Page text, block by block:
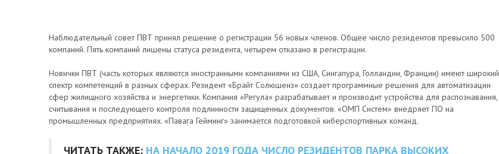
Наблюдательный совет ПВТ принял решение о регистрации 56 новых членов. Общее число резидентов превысило 500
компаний. Пять компаний лишены статуса резидента, четырем отказано в регистрации.
Новички ПВТ (часть которых являются иностранными компаниями из США, Сингапура, Голландии, Франции) имеют широкий
спектр компетенций в разных сферах. Резидент «Брайт Солюшенз» создает программные решения для автоматизации
сфер жилищного хозяйства и энергетики. Компания «Регула» разрабатывает и производит устройства для распознавания,
считывания и последующего контроля подлинности защищенных документов. «ОМП Систем» внедряет ПО на
промышленных предприятиях. «Павага Гейминг» занимается подготовкой киберспортивных команд.
ЧИТАТЬ ТАКЖЕ: НА НАЧАЛО 2019 ГОДА ЧИСЛО РЕЗИДЕНТОВ ПАРКА ВЫСОКИХ